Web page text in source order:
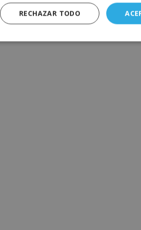
RECHAZAR TODO